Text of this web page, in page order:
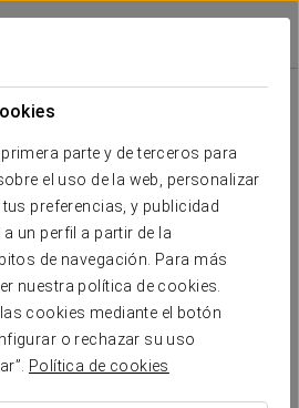
parte y de terceros para
el uso de la web, personalizar
preferencias, y publicidad
un perfil a partir de la
de navegación. Para más
nuestra política de cookies.
cookies mediante el botón
o rechazar su uso
Política de cookies
Habitaciones
que necesitas
Exe Convention Plaza Madrid son
, repletos de detalles y decorados en
un reconfortante descanso durante tu
perfectamente equipadas.
DESTACADOS